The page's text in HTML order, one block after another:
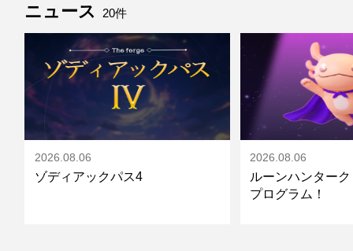
ニュース 20件
2026.08.06
ゾディアックパス4
2026.08.06
ルーンハンター
プログラム！